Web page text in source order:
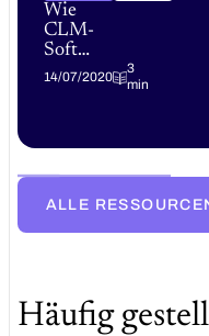
Wie
CLM-
Software
die 5
verbessert
14/07/2020
3
min
ALLE
Häufig